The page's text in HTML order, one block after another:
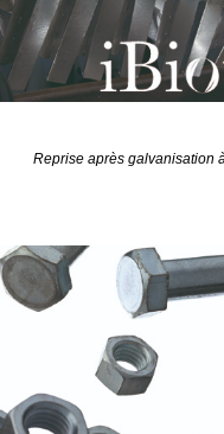
Reprise après galvanisation